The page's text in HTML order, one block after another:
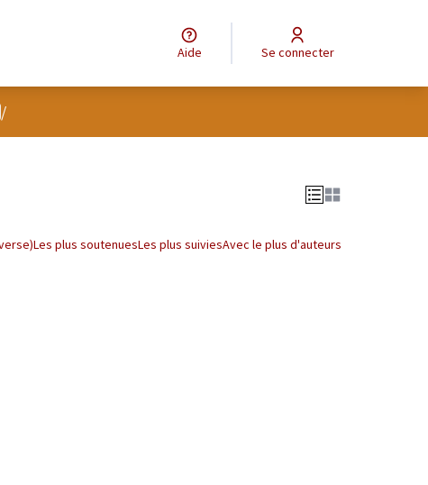
Aide Se connecter
utilisateur
/
Les plus soutenuesLes plus suiviesAvec le plus d'auteurs